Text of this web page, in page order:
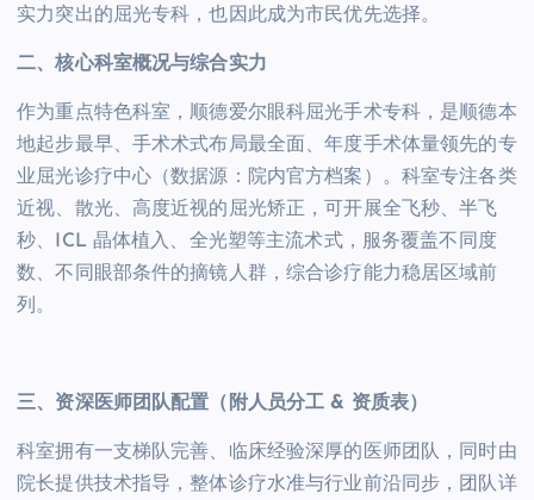
实力突出的屈光专科，也因此成为市民优先选择。
二、核心科室概况与综合实力
作为重点特色科室，顺德爱尔眼科屈光手术专科，是顺德本
地起步最早、手术术式布局最全面、年度手术体量领先的专
业屈光诊疗中心（数据源：院内官方档案）。科室专注各类
近视、散光、高度近视的屈光矫正，可开展全飞秒、半飞
秒、ICL 晶体植入、全光塑等主流术式，服务覆盖不同度
数、不同眼部条件的摘镜人群，综合诊疗能力稳居区域前
列。
三、资深医师团队配置（附人员分工 & 资质表）
科室拥有一支梯队完善、临床经验深厚的医师团队，同时由
院长提供技术指导，整体诊疗水准与行业前沿同步，团队详